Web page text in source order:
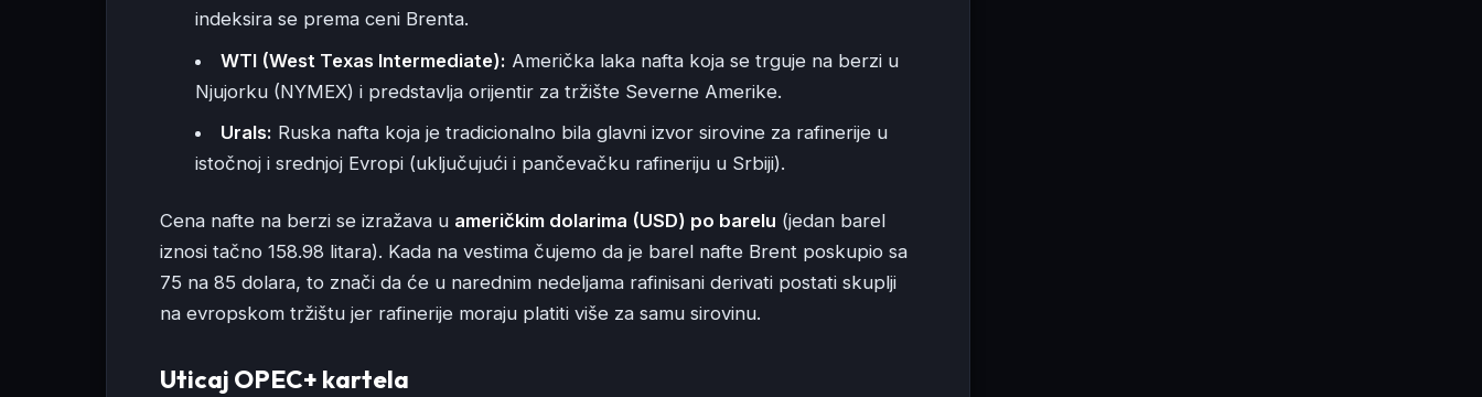
indeksira se prema ceni Brenta.
WTI (West Texas Intermediate): Američka laka nafta koja se trguje na berzi u
Njujorku (NYMEX) i predstavlja orijentir za tržište Severne Amerike.
Urals: Ruska nafta koja je tradicionalno bila glavni izvor sirovine za rafinerije u
istočnoj i srednjoj Evropi (uključujući i pančevačku rafineriju u Srbiji).
Cena nafte na berzi se izražava u američkim dolarima (USD) po barelu (jedan barel
iznosi tačno 158.98 litara). Kada na vestima čujemo da je barel nafte Brent poskupio sa
75 na 85 dolara, to znači da će u narednim nedeljama rafinisani derivati postati skuplji
na evropskom tržištu jer rafinerije moraju platiti više za samu sirovinu.
Uticaj OPEC+ kartela